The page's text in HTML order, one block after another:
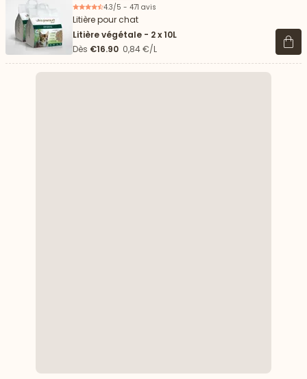
4.3/5 - 471 avis
Litière pour chat
Litière végétale - 2 x 10L
Dès €16.90 0,84 €/L Voir